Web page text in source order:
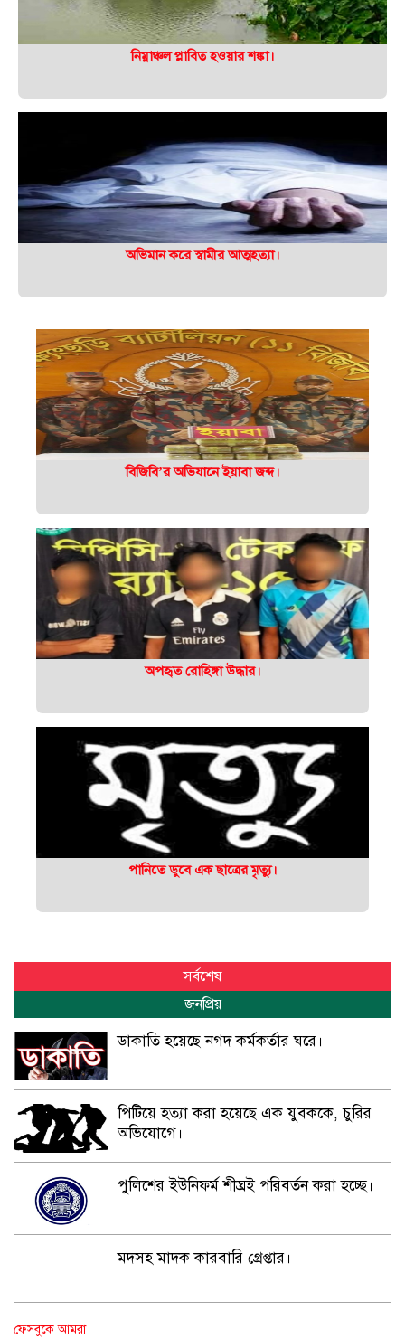
নিম্নাঞ্চল প্লাবিত হওয়ার শঙ্কা।
অভিমান করে স্বামীর আত্মহত্যা।
বিজিবি’র অভিযানে ইয়াবা জব্দ।
অপহৃত রোহিঙ্গা উদ্ধার।
পানিতে ডুবে এক ছাত্রের মৃত্যু।
সর্বশেষ
জনপ্রিয়
ডাকাতি হয়েছে নগদ কর্মকর্তার ঘরে।
পিটিয়ে হত্যা করা হয়েছে এক যুবককে, চুরির
অভিযোগে।
পুলিশের ইউনিফর্ম শীঘ্রই পরিবর্তন করা হচ্ছে।
মদসহ মাদক কারবারি গ্রেপ্তার।
ফেসবুকে আমরা